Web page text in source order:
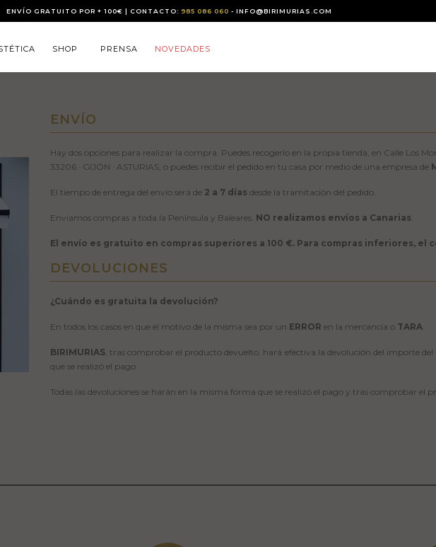
ENVÍO GRATUITO POR + 100€ | CONTACTO: 985 086 060 - INFO@BIRIMURIAS.COM
SHOP PRENSA NOVEDADES
ENVÍO
Hay dos opciones para realizar la compra. Puedes recogerlo en la propia tienda, en Calle Los
33206 · GIJÓN · ASTURIAS, o puedes recibir el pedido en tu casa por medio de una empresa de
El tiempo de entrega del envío será de 2 a 7 días desde la tramitación del pedido.
Enviamos compras a toda la Península y Baleares. NO realizamos envíos a Canarias
El envío es gratuito en compras superiores a 100 €. Para compras inferiores, el
DEVOLUCIONES
¿Cuándo es gratuita la devolución?
En todos los casos en que el motivo de la misma sea por un ERROR en la mercancía o TARA.
BIRIMURIAS, tras comprobar el producto devuelto, hará efectiva la devolución del importe
que se realizó el pago.
Todas las devoluciones se harán en la misma forma que se realizó el pago y tras comprobar el